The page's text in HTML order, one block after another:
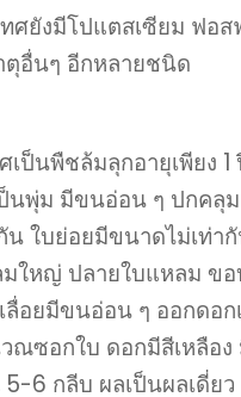
ทศยังมีโปแตสเซียม ฟอ
ตุอื่นๆ อีกหลายชนิด
เป็นพืชล้มลุกอายุเพียง
นพุ่ม มีขนอ่อน ๆ ปกคลุม
ใบย่อยมีขนาดไม่เท่ากั
มใหญ่ ปลายใบแหลม ข
ลื่อยมีขนอ่อน ๆ ออกดอ
วณซอกใบ ดอกมีสีเหลือง
6 กลีบ ผลเป็นผลเดี่ย